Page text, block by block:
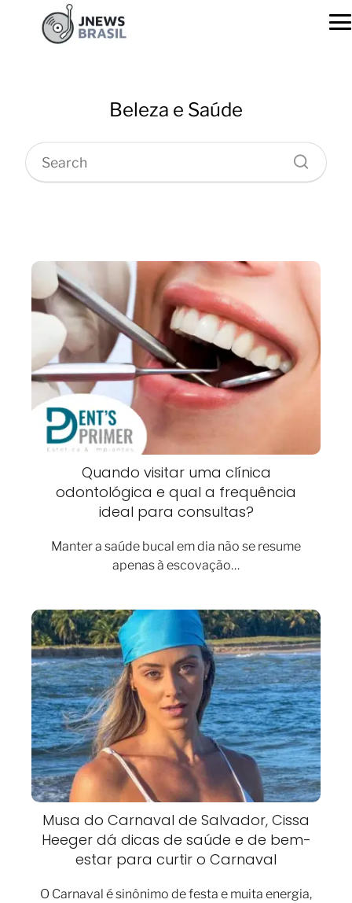
Beleza e Saúde
Quando visitar uma clínica
odontológica e qual a frequência
ideal para consultas?
Manter a saúde bucal em dia não se resume
apenas à escovação…
Musa do Carnaval de Salvador, Cissa
Heeger dá dicas de saúde e de bem-
estar para curtir o Carnaval
O Carnaval é sinônimo de festa e muita energia,